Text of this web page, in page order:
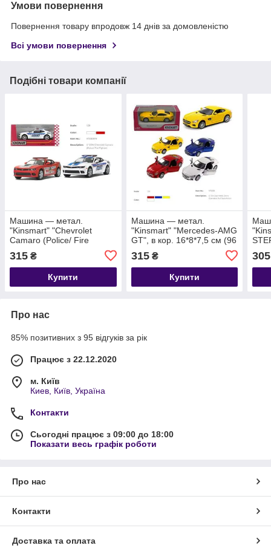
Умови повернення
Повернення товару впродовж 14 днів за домовленістю
Всі умови повернення
Подібні товари компанії
Машина — метал.
"Kinsmart" "Chevrolet
Camaro (Police/ Fire
Fighter)", в кор. 16*8,5*7
см (96 шт./4)
315 ₴
Купити
Машина — метал.
"Kinsmart" "Mercedes-AMG
GT", в кор. 16*8*7,5 см (96
315₴
Купити
см
305
Про нас
85% позитивних з 95 відгуків за рік
Працює з 22.12.2020
м. Київ
Киев, Київ, Україна
Контакти
Сьогодні працює з 09:00 до 18:00
Показати весь графік роботи
Про нас
Контакти
Доставка та оплата